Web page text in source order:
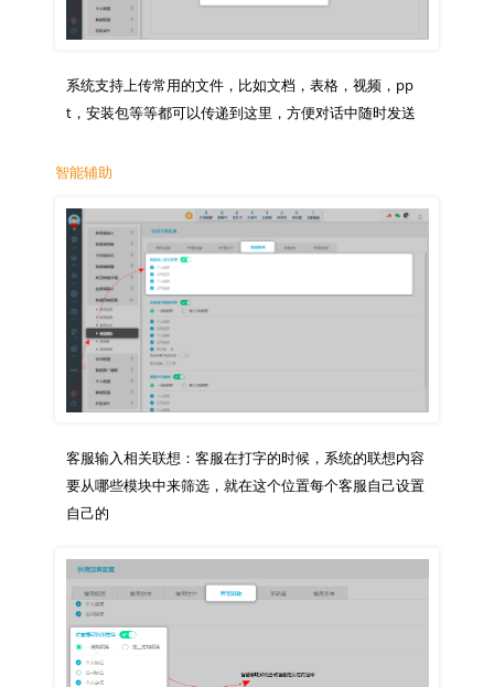
系统支持上传常用的文件，比如文档，表格，视频，pp
智能辅助
客服输入相关联想：客服在打字的时候，系统的联想内容
要从哪些模块中来筛选，就在这个位置每个客服自己设置